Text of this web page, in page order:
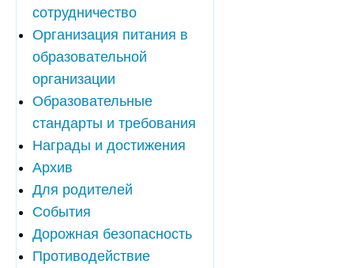
сотрудничество
Организация питания в
образовательной
организации
Образовательные
стандарты и требования
Награды и достижения
Архив
Для родителей
События
Дорожная безопасность
Противодействие